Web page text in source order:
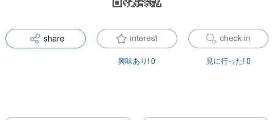
興味あり! 0 見に行った! 0